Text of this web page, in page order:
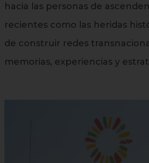
hacia las personas de
recientes como las heridas
de construir redes
memorias, experiencias y